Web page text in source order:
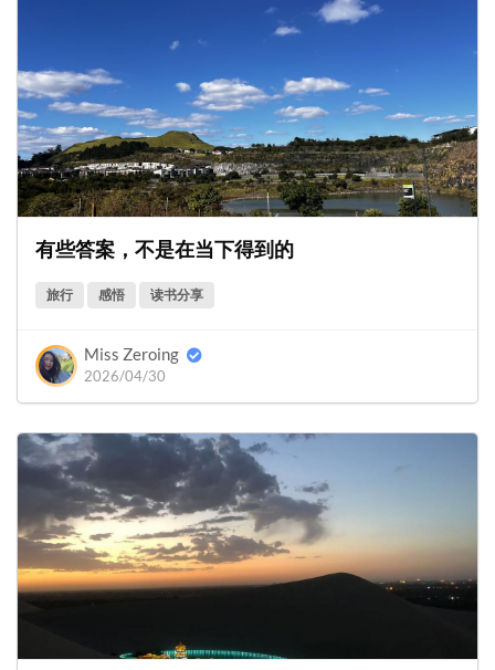
有些答案，不是在当下得到的
旅行 感悟 读书分享
Miss Zeroing
2026/04/30